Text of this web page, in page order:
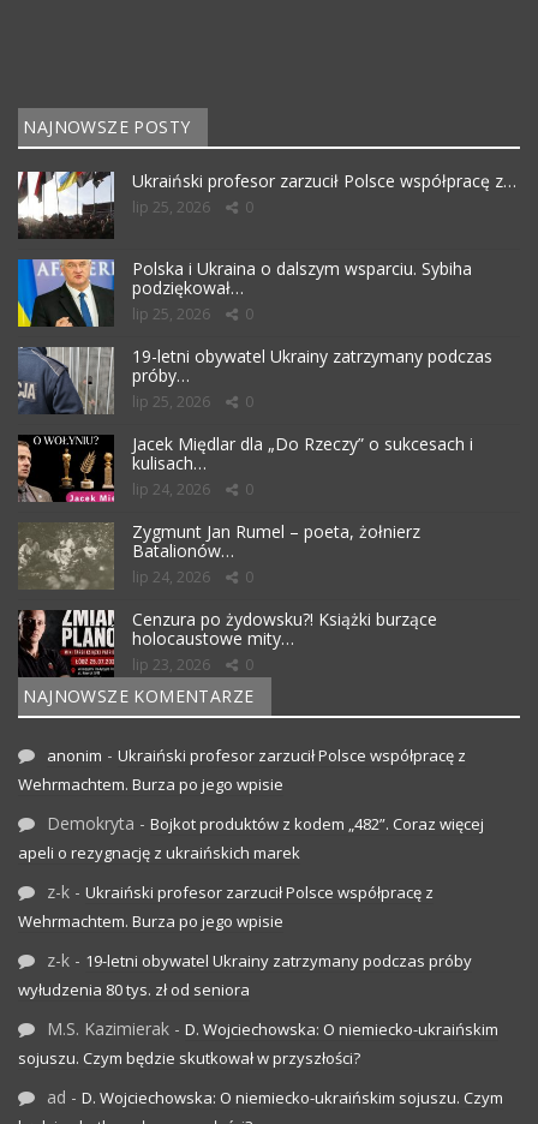
NAJNOWSZE POSTY
Ukraiński profesor zarzucił Polsce współpracę z…
lip 25, 2026 0
Polska i Ukraina o dalszym wsparciu. Sybiha
podziękował…
lip 25, 2026 0
19-letni obywatel Ukrainy zatrzymany podczas
próby…
lip 25, 2026 0
Jacek Międlar dla „Do Rzeczy” o sukcesach i
kulisach…
lip 24, 2026 0
Zygmunt Jan Rumel – poeta, żołnierz
Batalionów…
lip 24, 2026 0
Cenzura po żydowsku?! Książki burzące
holocaustowe mity…
lip 23, 2026 0
NAJNOWSZE KOMENTARZE
anonim - Ukraiński profesor zarzucił Polsce współpracę z
Wehrmachtem. Burza po jego wpisie
Demokryta - Bojkot produktów z kodem „482”. Coraz więcej
apeli o rezygnację z ukraińskich marek
z-k - Ukraiński profesor zarzucił Polsce współpracę z
Wehrmachtem. Burza po jego wpisie
z-k - 19-letni obywatel Ukrainy zatrzymany podczas próby
wyłudzenia 80 tys. zł od seniora
M.S. Kazimierak - D. Wojciechowska: O niemiecko-ukraińskim
sojuszu. Czym będzie skutkował w przyszłości?
ad - D. Wojciechowska: O niemiecko-ukraińskim sojuszu. Czym